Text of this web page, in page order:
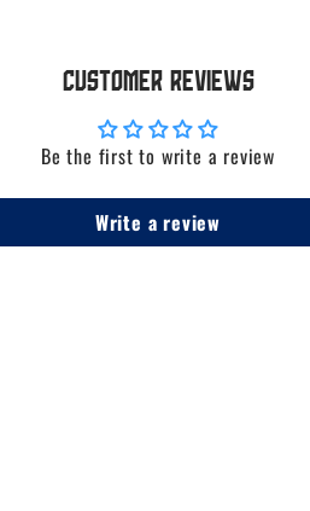
Customer Reviews
Be the first to write a review
Write a review